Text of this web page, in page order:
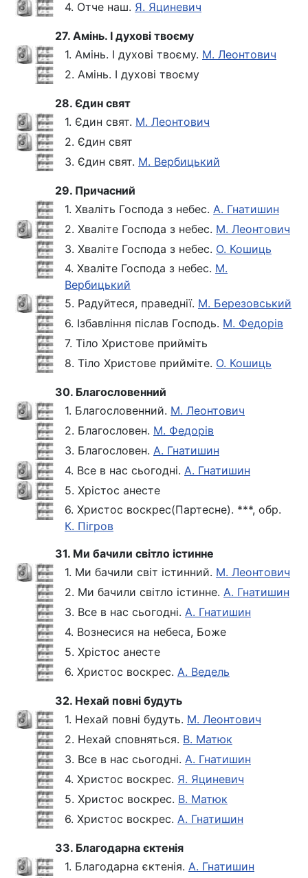
4. Отче наш. Я. Яциневич
27. Амінь. І духові твоєму
1. Амінь. І духові твоєму. М. Леонтович
2. Амінь. І духові твоєму
28. Єдин свят
1. Єдин свят. М. Леонтович
2. Єдин свят
3. Єдин свят. М. Вербицький
29. Причасний
1. Хваліть Господа з небес. А. Гнатишин
2. Хваліте Господа з небес. М. Леонтович
3. Хваліте Господа з небес. О. Кошиць
4. Хваліте Господа з небес. М.
Вербицький
5. Радуйтеся, праведнії. М. Березовський
6. Ізбавління післав Господь. М. Федорів
7. Тіло Христове прийміть
8. Тіло Христове прийміте. О. Кошиць
30. Благословенний
1. Благословенний. М. Леонтович
2. Благословен. М. Федорів
3. Благословен. А. Гнатишин
4. Все в нас сьогодні. А. Гнатишин
5. Хрістос анесте
6. Христос воскрес(Партесне). ***, обр.
К. Пігров
31. Ми бачили світло істинне
1. Ми бачили світ істинний. М. Леонтович
2. Ми бачили світло істинне. А. Гнатишин
3. Все в нас сьогодні. А. Гнатишин
4. Вознесися на небеса, Боже
5. Хрістос анесте
6. Христос воскрес. А. Ведель
32. Нехай повні будуть
1. Нехай повні будуть. М. Леонтович
2. Нехай сповняться. В. Матюк
3. Все в нас сьогодні. А. Гнатишин
4. Христос воскрес. Я. Яциневич
5. Христос воскрес. В. Матюк
6. Христос воскрес. А. Гнатишин
33. Благодарна єктенія
1. Благодарна єктенія. А. Гнатишин